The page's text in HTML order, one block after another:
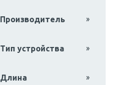
Производитель
Тип устройства
Длина